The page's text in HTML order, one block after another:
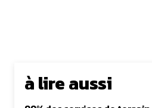
à lire aussi